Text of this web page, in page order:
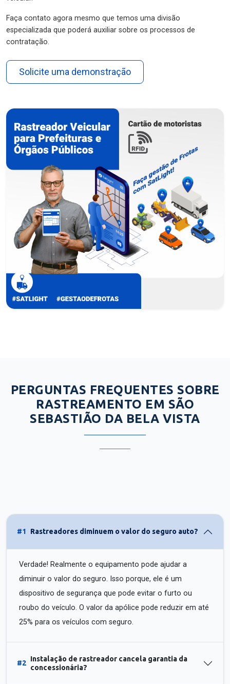
Faça contato agora mesmo que temos uma divisão
especializada que poderá auxiliar sobre os processos de
contratação.
Solicite uma demonstração
PERGUNTAS FREQUENTES SOBRE
RASTREAMENTO EM SÃO
SEBASTIÃO DA BELA VISTA
#1 Rastreadores diminuem o valor do seguro auto?
Verdade! Realmente o equipamento pode ajudar a
diminuir o valor do seguro. Isso porque, ele é um
dispositivo de segurança que pode evitar o furto ou
roubo do veículo. O valor da apólice pode reduzir em até
25% para os veículos com seguro.
#2
Instalação de rastreador cancela garantia da
concessionária?